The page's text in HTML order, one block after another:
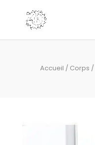
Accueil / Corps /